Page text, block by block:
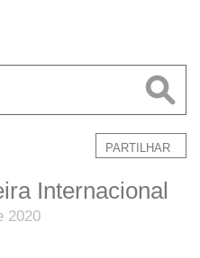
PARTILHAR
Internacional
2020